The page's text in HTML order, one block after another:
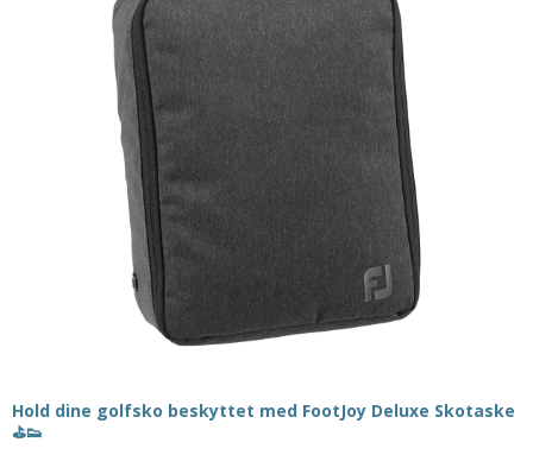
Hold dine golfsko beskyttet med FootJoy Deluxe Skotaske
⛳👟